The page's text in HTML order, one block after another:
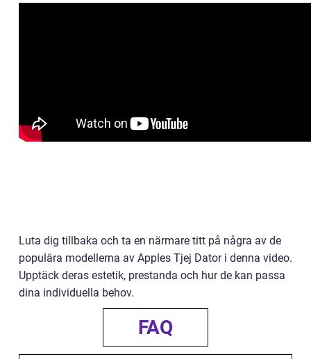
Luta dig tillbaka och ta en närmare titt på några av de
populära modellerna av Apples Tjej Dator i denna video.
Upptäck deras estetik, prestanda och hur de kan passa
dina individuella behov.
FAQ